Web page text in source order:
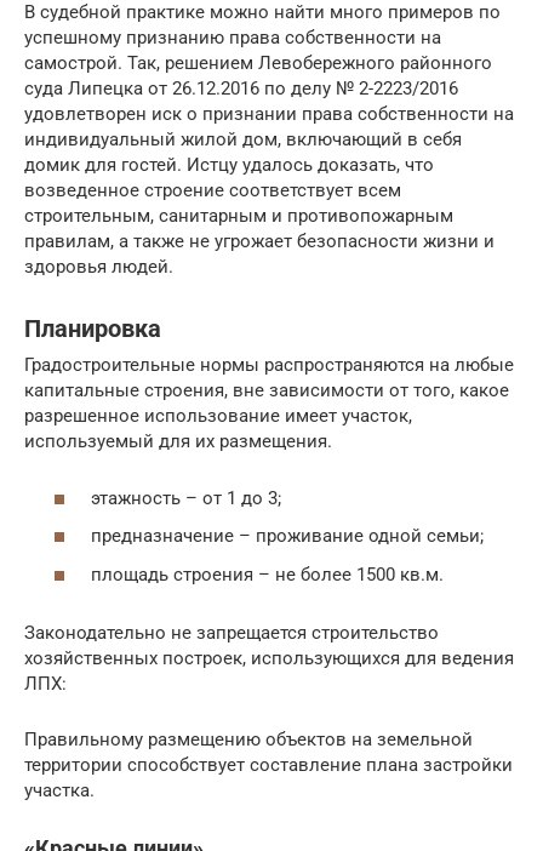
В судебной практике можно найти много примеров по
успешному признанию права собственности на
самострой. Так, решением Левобережного районного
суда Липецка от 26.12.2016 по делу № 2-2223/2016
удовлетворен иск о признании права собственности на
индивидуальный жилой дом, включающий в себя
домик для гостей. Истцу удалось доказать, что
возведенное строение соответствует всем
строительным, санитарным и противопожарным
правилам, а также не угрожает безопасности жизни и
здоровья людей.
Планировка
Градостроительные нормы распространяются на любые
капитальные строения, вне зависимости от того, какое
разрешенное использование имеет участок,
используемый для их размещения.
этажность – от 1 до 3;
предназначение – проживание одной семьи;
площадь строения – не более 1500 кв.м.
Законодательно не запрещается строительство
хозяйственных построек, использующихся для ведения
ЛПХ:
Правильному размещению объектов на земельной
территории способствует составление плана застройки
участка.